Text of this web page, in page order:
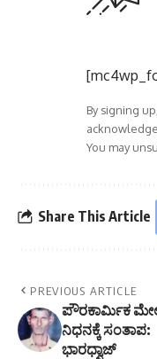
By signing
You may
Share This Article
PREVIOUS ARTICLE
ಪೌರಕಾರ್ಮಿಕ
ನಿಧನಕ್ಕೆ ಸಂತಾಪ:
ಭಾರಧ್ವಾಜ್